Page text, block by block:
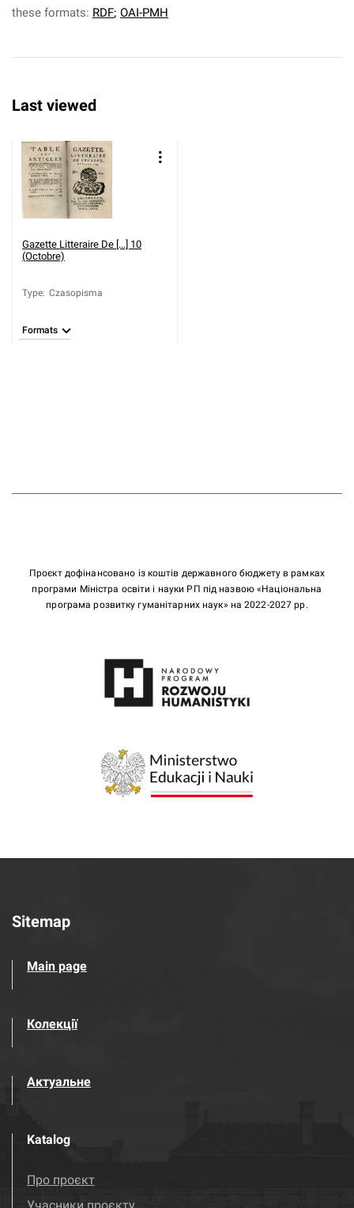
these formats: RDF; OAI-PMH
Last viewed
Gazette Litteraire De [...] 10
(Octobre)
Type: Czasopisma
Formats
Проєкт дофінансовано із коштів державного бюджету в рамках
програми Міністра освіти і науки РП під назвою «Національна
програма розвитку гуманітарних наук» на 2022-2027 рр.
Sitemap
Main page
Колекції
Актуальне
Katalog
Про проєкт